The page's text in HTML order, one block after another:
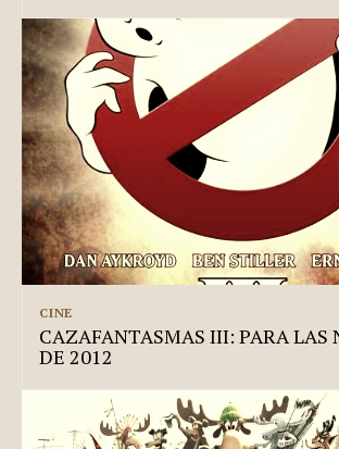
CINE
CAZAFANTASMAS III: PARA LAS
DE 2012